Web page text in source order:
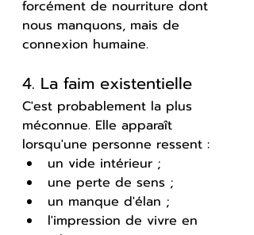
forcément de nourriture dont
nous manquons, mais de
connexion humaine.
4. La faim existentielle
C'est probablement la plus
méconnue. Elle apparaît
lorsqu'une personne ressent :
un vide intérieur ;
une perte de sens ;
un manque d'élan ;
l'impression de vivre en